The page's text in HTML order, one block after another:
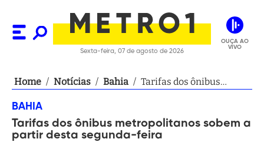
Sexta-feira, 07 de agosto de 2026
OUÇA AO
VIVO
Home / Notícias / Bahia / Tarifas dos ônibus
feira
BAHIA
Tarifas dos ônibus metropolitanos sobem a
partir desta segunda-feira